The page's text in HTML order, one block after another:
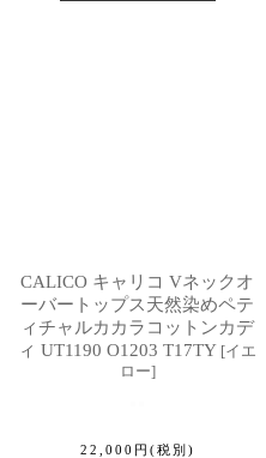
CALICO キャリコ Vネックオ
ーバートップス天然染めペテ
ィチャルカカラコットンカデ
ィ UT1190 O1203 T17TY [イエ
ロー]
22,000 円 (税別)